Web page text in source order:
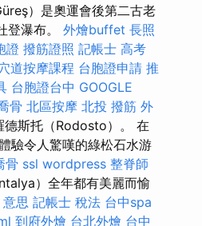
）是奧運會後第二古老
登瀑布。 外燴buffet 長照
證 撥筋證照 記帳士 高考
道按摩課程 台胞證申請 推
台胞證台中 GOOGLE
骨 北區按摩 北投 撥筋 外
德斯托（Rodosto）。 在
驗令人驚嘆的綠松石水游
骨 ssl wordpress 整脊師
）全年都有美麗而愉
思 記帳士 稅法 台中spa
到府外燴 台北外燴 台中